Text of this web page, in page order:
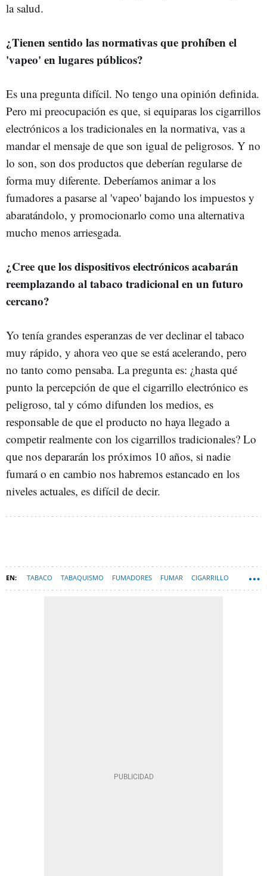
la salud.
¿Tienen sentido las normativas que prohíben el
'vapeo' en lugares públicos?
Es una pregunta difícil. No tengo una opinión definida.
Pero mi preocupación es que, si equiparas los cigarrillos
electrónicos a los tradicionales en la normativa, vas a
mandar el mensaje de que son igual de peligrosos. Y no
lo son, son dos productos que deberían regularse de
forma muy diferente. Deberíamos animar a los
fumadores a pasarse al 'vapeo' bajando los impuestos y
abaratándolo, y promocionarlo como una alternativa
mucho menos arriesgada.
¿Cree que los dispositivos electrónicos acabarán
reemplazando al tabaco tradicional en un futuro
cercano?
Yo tenía grandes esperanzas de ver declinar el tabaco
muy rápido, y ahora veo que se está acelerando, pero
no tanto como pensaba. La pregunta es: ¿hasta qué
punto la percepción de que el cigarrillo electrónico es
peligroso, tal y cómo difunden los medios, es
responsable de que el producto no haya llegado a
competir realmente con los cigarrillos tradicionales? Lo
que nos depararán los próximos 10 años, si nadie
fumará o en cambio nos habremos estancado en los
niveles actuales, es difícil de decir.
TABACO TABAQUISMO FUMADORES FUMAR CIGARRILLO